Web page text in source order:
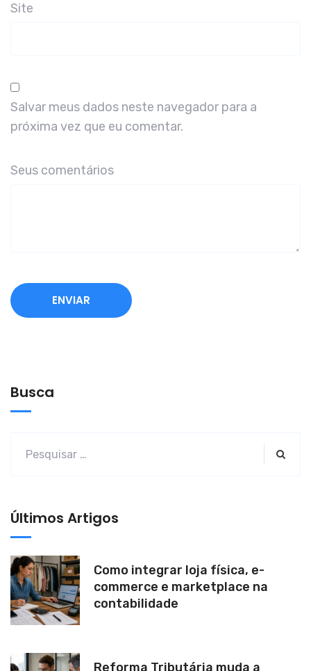
Site
Salvar meus dados neste navegador para a
próxima vez que eu comentar.
Seus comentários
e
e
:
Busca
Últimos Artigos
Como integrar loja física, e-
commerce e marketplace na
contabilidade
Reforma Tributária muda a